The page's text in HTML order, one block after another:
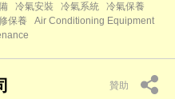
冷氣安裝 冷氣系統
冷氣保養
保養
Air Conditioning Equipment
贊助